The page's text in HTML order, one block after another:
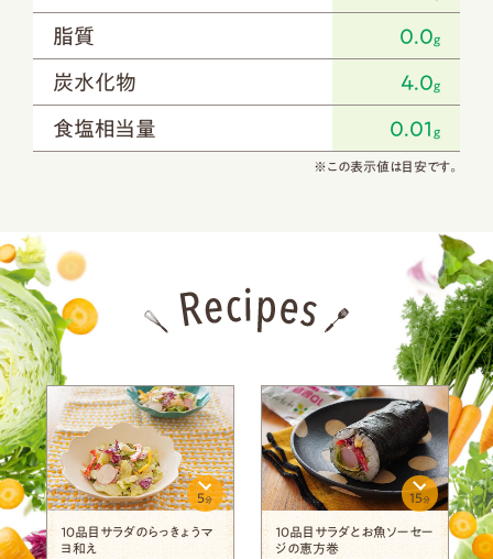
脂質 0.0g
炭水化物 4.0g
食塩相当量 0.01 g
※この表示値は目安です。
１０品目サラダのらっきょうマ
ヨ和え
5分
１０品目サラダとお魚ソーセー
ジの恵方巻
15分